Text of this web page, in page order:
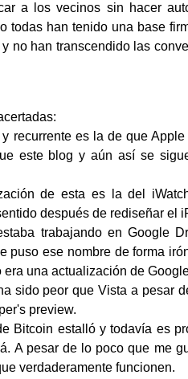
a los vecinos sin hacer
todas han tenido una base
no han transcendido las
y recurrente es la de que
este blog y aún así se
de esta es la del
después de rediseñar el
trabajando en Google
puso ese nombre de forma
era una actualización de
sido peor que Vista a pesar
preview.
Bitcoin estalló y todavía es
A pesar de lo poco que me
verdaderamente funcionen.